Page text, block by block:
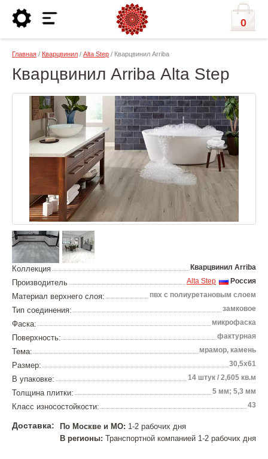
0
Главная / Кварцвинил / Alta Step / Кварцвинил Arriba
Кварцвинил Arriba Alta Step
Коллекция Кварцвинил Arriba
Производитель Россия
Alta Step
Материал верхнего слоя: пвх с полиуретановым слоем
Тип соединения: замковое
Фаска: микрофаска
Поверхность: фактурная
Тема: мрамор, камень
Размер: 30,5х61
В упаковке: 14 штук / 2,605 кв.м
Толщина плитки: 5 мм; 5,3 мм
Класс износостойкости: 43
Доставка: По Москве и МО: 1-2 рабочих дня
В регионы: Транспортной компанией 1-2 рабочих дня